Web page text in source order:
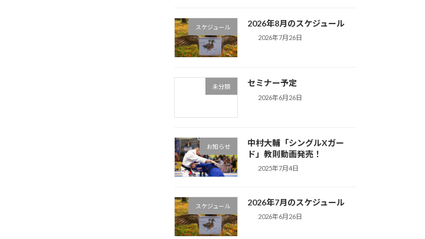
スケジュール 2026年8月のスケジュール
2026年7月26日
未分類 セミナー予定
2026年6月26日
お知らせ
中村大輔「シングルXガー
ド」教則動画発売！
2025年7月4日
スケジュール 2026年7月のスケジュール
2026年6月26日